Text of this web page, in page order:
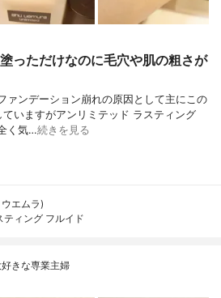
っただけなのに毛穴や肌の粗さが
ァンデーション崩れの原因として主にこの
いますがアンリミテッド ラスティング
く気…続きを見る
エムラ)
ティング フルイド
きな専業主婦